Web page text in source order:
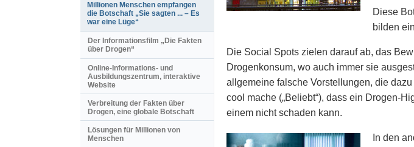
Diese
bilden
Die Social Spots zielen darauf ab, das
Drogenkonsum, wo auch immer sie
allgemeine falsche Vorstellungen, die
cool mache („Beliebt“), dass ein Drogen-
einem nicht schaden kann.
In den
Millionen Menschen empfangen
die Botschaft „Sie sagten ... – Es
war eine Lüge“
Der Informationsfilm „Die Fakten
über Drogen“
Online-Informations- und
Ausbildungszentrum, interaktive
Website
Verbreitung der Fakten über
Drogen, eine globale Botschaft
Lösungen für Millionen von
Menschen